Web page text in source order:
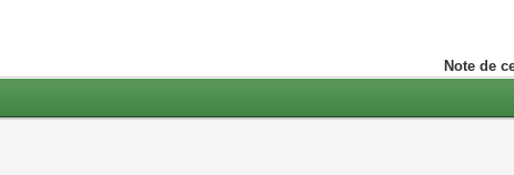
Note de